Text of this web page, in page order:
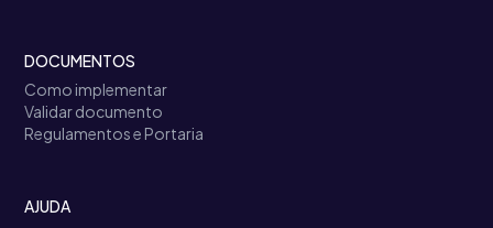
DOCUMENTOS
Como implementar
Validar documento
Regulamentos e Portaria
AJUDA